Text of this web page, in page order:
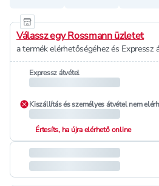
Válassz egy Rossmann üzletet
a termék elérhetőségéhez és Expressz
Expressz átvétel
Kiszállítás és személyes átvétel nem
Értesíts, ha újra elérhető online